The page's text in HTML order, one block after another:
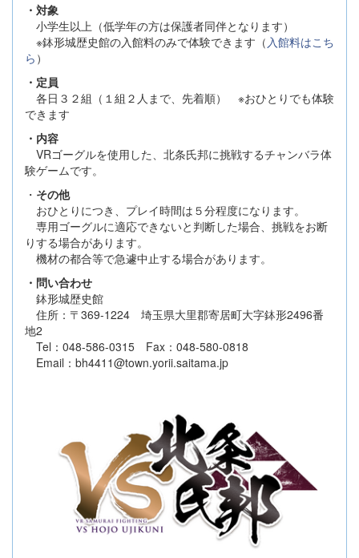
・対象
小学生以上（低学年の方は保護者同伴となります）
※鉢形城歴史館の入館料のみで体験できます（ 入館料はこち
ら ）
・定員
各日３２組（１組２人まで、先着順） ※おひとりでも体験
できます
・内容
VRゴーグルを使用した、北条氏邦に挑戦するチャンバラ体
験ゲームです。
・ その他
おひとりにつき、プレイ時間は５分程度になります。
専用ゴーグルに適応できないと判断した場合、挑戦をお断
りする場合があります。
機材の都合等で急遽中止する場合があります。​​
・問い合わせ
鉢形城歴史館
住所：〒369-1224 埼玉県大里郡寄居町大字鉢形2496番
地2
Tel：048-586-0315 Fax：048-580-0818
Email：bh4411@town.yorii.saitama.jp